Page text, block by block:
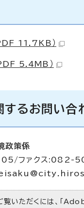
PDF 11.7KB）
PDF 5.4MB）
するお問い合
政策係
ファクス:082-
覧いただくには、「